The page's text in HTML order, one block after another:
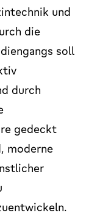
und
die
soll
durch
gedeckt
moderne